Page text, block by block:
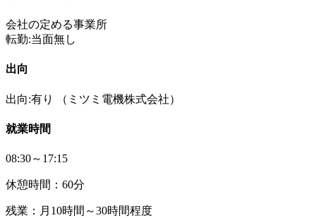
会社の定める事業所
転勤:当面無し
出向
出向:有り （ミツミ電機株式会社）
就業時間
08:30～17:15
休憩時間：60分
残業：月10時間～30時間程度